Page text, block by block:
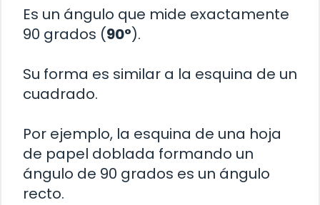
Es un ángulo que mide exactamente
90 grados (90°).
Su forma es similar a la esquina de un
cuadrado.
Por ejemplo, la esquina de una hoja
de papel doblada formando un
ángulo de 90 grados es un ángulo
recto.